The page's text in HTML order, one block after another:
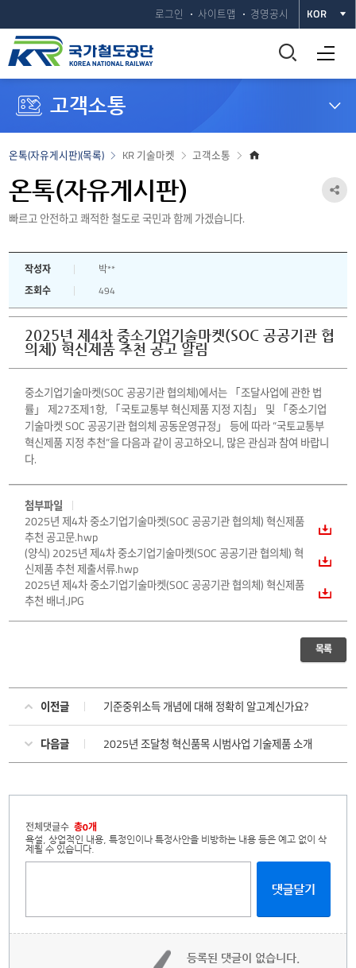
로그인 사이트맵 경영공시 KOR
통
합
기
전체메뉴 열기
고객소통
홈
고객소통
KR 기술마켓
온톡(자유게시판)(목록)
온톡(자유게시판)
빠르고 안전하고 쾌적한 철도로 국민과 함께 가겠습니다.
공
작성자
박**
조회수
494
2025년 제4차 중소기업기술마켓(SOC 공공기관 협
의체) 혁신제품 추천 공고 알림
중소기업기술마켓(SOC 공공기관 협의체)에서는 「조달사업에 관한 법
률」 제27조제1항, 「국토교통부 혁신제품 지정 지침」 및 「중소기업
기술마켓 SOC 공공기관 협의체 공동운영규정」 등에 따라 “국토교통부
혁신제품 지정 추천”을 다음과 같이 공고하오니, 많은 관심과 참여 바랍니
다.
첨부파일
2025년 제4차 중소기업기술마켓(SOC 공공기관 협의체) 혁신제품
추천 공고문.hwp
(양식) 2025년 제4차 중소기업기술마켓(SOC 공공기관 협의체) 혁
신제품 추천 제출서류.hwp
2025년 제4차 중소기업기술마켓(SOC 공공기관 협의체) 혁신제품
추천 배너.JPG
목록
이전글 기준중위소득 개념에 대해 정확히 알고계신가요?
다음글 2025년 조달청 혁신품목 시범사업 기술제품 소개
전체댓글수 총0개
욕설, 상업적인 내용, 특정인이나 특정사안을 비방하는 내용 등은 예고 없이 삭
제될 수 있습니다.
등록된 댓글이 없습니다.